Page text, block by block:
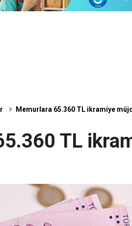
Memurlara 65.360 TL ikramiye
TL